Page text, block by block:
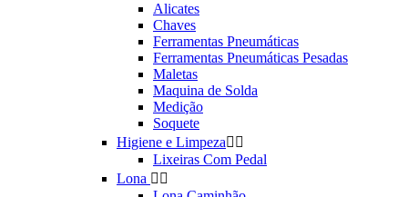
Alicates
Chaves
Ferramentas Pneumáticas
Ferramentas Pneumáticas Pesadas
Maletas
Maquina de Solda
Medição
Soquete
Higiene e Limpeza 
Lixeiras Com Pedal
Lona  